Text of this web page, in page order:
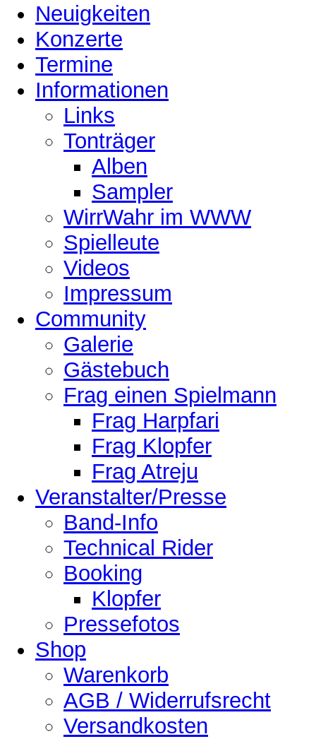
Neuigkeiten
Konzerte
Termine
Informationen
Links
Tonträger
Alben
Sampler
WirrWahr im WWW
Spielleute
Videos
Impressum
Community
Galerie
Gästebuch
Frag einen Spielmann
Frag Harpfari
Frag Klopfer
Frag Atreju
Veranstalter/Presse
Band-Info
Technical Rider
Booking
Klopfer
Pressefotos
Shop
Warenkorb
AGB / Widerrufsrecht
Versandkosten